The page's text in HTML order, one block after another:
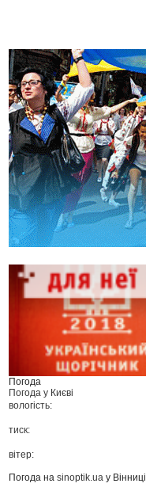
Погода
Погода у Києві
вологість:
тиск:
вітер:
Погода наsinoptik.ua у Вінниці